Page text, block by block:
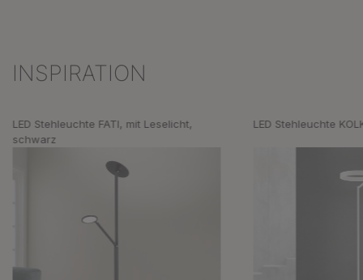
Produktgalerie überspringen
INSPIRATION
LED Stehleuchte FATI, mit Leselicht,
schwarz
LED Stehleuchte